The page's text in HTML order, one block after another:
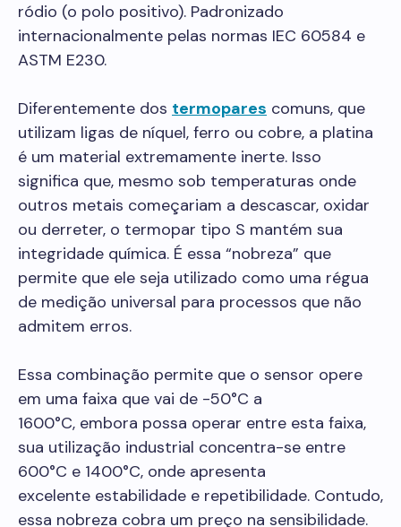
ródio (o polo positivo). Padronizado
internacionalmente pelas normas IEC 60584 e
ASTM E230.
Diferentemente dos termopares comuns, que
utilizam ligas de níquel, ferro ou cobre, a platina
é um material extremamente inerte. Isso
significa que, mesmo sob temperaturas onde
outros metais começariam a descascar, oxidar
ou derreter, o termopar tipo S mantém sua
integridade química. É essa “nobreza” que
permite que ele seja utilizado como uma régua
de medição universal para processos que não
admitem erros.
Essa combinação permite que o sensor opere
em uma faixa que vai de -50°C a
1600°C, embora possa operar entre esta faixa,
sua utilização industrial concentra-se entre
600°C e 1400°C, onde apresenta
excelente estabilidade e repetibilidade. Contudo,
essa nobreza cobra um preço na sensibilidade.